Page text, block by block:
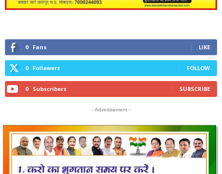
0 Fans LIKE
0 Followers FOLLOW
0 Subscribers SUBSCRIBE
- Advertisement -